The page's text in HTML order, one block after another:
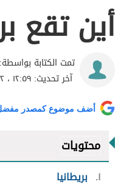
أين تقع
تمت الكتابة بواسطة:
آخر تحديث: ١٢:٥٩ ، ٢٢ مايو ٢٠١٧
أضف موضوع كمصدر
محتويات
١ بريطانيا